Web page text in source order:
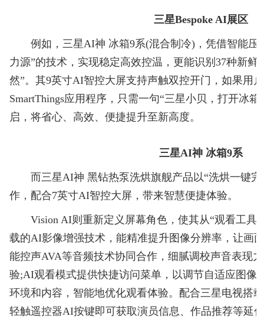
三星Bespoke AI展区
例如，三星AI神 冰箱9系(混合制冷)，凭借智能压
力源”的技术，实现稳定高效控温，更能识别37种新鲜
然”。其9英寸AI智控大屏支持声触双控开门，如果用
SmartThings应用程序，只需一句“三星小贝，打开冰
启，将省心、高效、便捷提升至新高度。
三星AI神 冰箱9系
而三星AI神 黑钻热泵洗烘旗舰产品以“洗烘一键完
作，配合7英寸AI智控大屏，带来智慧便捷体验。
Vision AI则重新定义屏幕角色，使其从“观看工具”
载的AI影像增强技术，能精准提升图像分辨率，让画
能控声AVA等音频技术协同合作，细腻调校声音表现
验;AI观看模式提供快捷访问菜单，以调节自适应图像
环境和内容，智能地优化观看体验。配合三星电视搭
轻触遥控器AI按键即可获取演员信息、作品推荐等延